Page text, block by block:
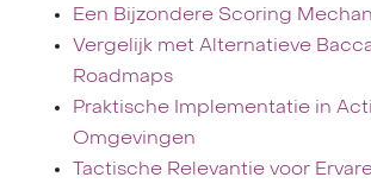
Een Bijzondere Scoring
Vergelijk met Alternatieve
Roadmaps
Praktische Implementatie in
Omgevingen
Tactische Relevantie voor